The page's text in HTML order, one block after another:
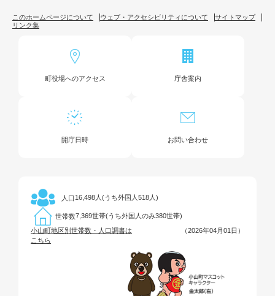
このホームページについて ウェブ・アクセシビリティについて
サイトマップ
リンク集
町役場へのアクセス 庁舎案内
開庁日時 お問い合わせ
人口16,498人(うち外国人518人)
世帯数7,369世帯(うち外国人のみ380世帯)
小山町地区別世帯数・人口調書は
こちら
（2026年04月01日）